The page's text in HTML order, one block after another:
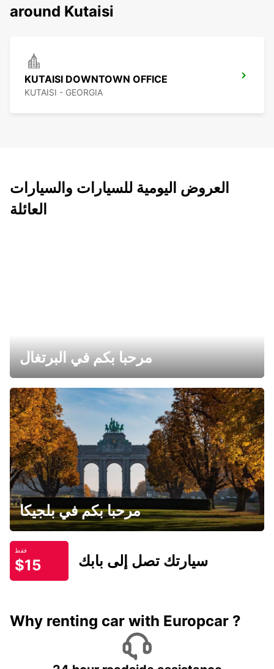
around Kutaisi
KUTAISI DOWNTOWN OFFICE
KUTAISI - GEORGIA
العروض اليومية للسيارات والسيارات
العائلة
مرحبا بكم في البرتغال
مرحبا بكم في بلجيكا
فقط
$15 سيارتك تصل إلى بابك
Why renting car with Europcar ?